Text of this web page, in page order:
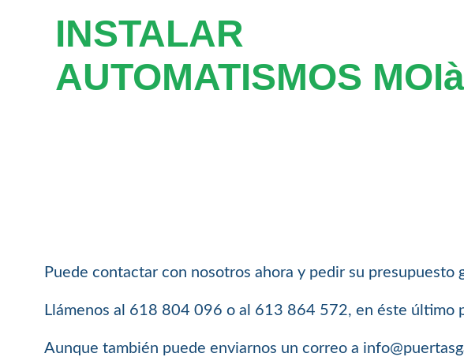
INSTALAR
AUTOMATISMOS MOIà
Puede contactar con nosotros ahora y pedir su
Llámenos al 618 804 096 o al 613 864 572, en éste último
Aunque también puede enviarnos un correo a